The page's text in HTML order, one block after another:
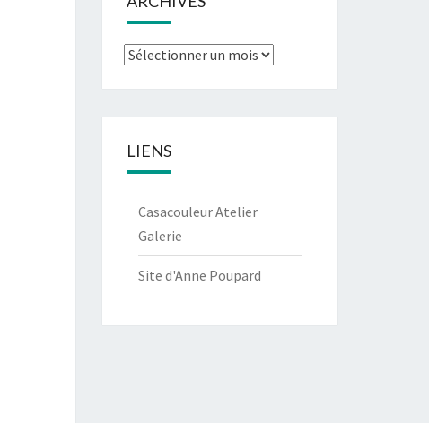
Archives
LIENS
Casacouleur Atelier
Galerie
Site d'Anne Poupard